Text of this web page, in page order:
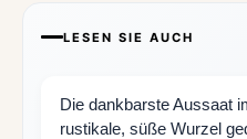
LESEN SIE AUCH
Die dankbarste Aussaat
rustikale, süße Wurzel